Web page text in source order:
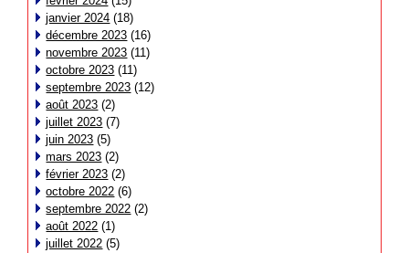
janvier 2024 (18)
décembre 2023 (16)
novembre 2023 (11)
octobre 2023 (11)
septembre 2023 (12)
août 2023 (2)
juillet 2023 (7)
juin 2023 (5)
mars 2023 (2)
février 2023 (2)
octobre 2022 (6)
septembre 2022 (2)
août 2022 (1)
juillet 2022 (5)